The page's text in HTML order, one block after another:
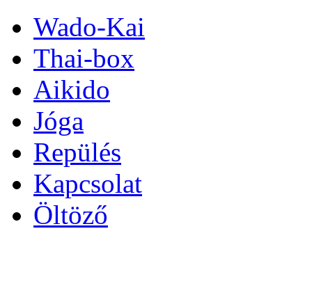
Wado-Kai
Thai-box
Aikido
Jóga
Repülés
Kapcsolat
Öltöző